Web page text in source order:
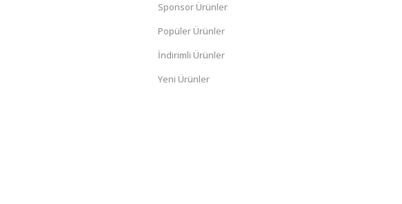
Sponsor Ürünler
Popüler Ürünler
İndirimli Ürünler
Yeni Ürünler